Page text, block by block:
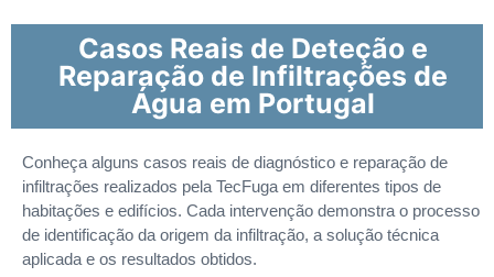
Casos Reais de Deteção e
Reparação de Infiltrações de
Água em Portugal
Conheça alguns casos reais de diagnóstico e reparação de
infiltrações realizados pela TecFuga em diferentes tipos de
habitações e edifícios. Cada intervenção demonstra o processo
de identificação da origem da infiltração, a solução técnica
aplicada e os resultados obtidos.